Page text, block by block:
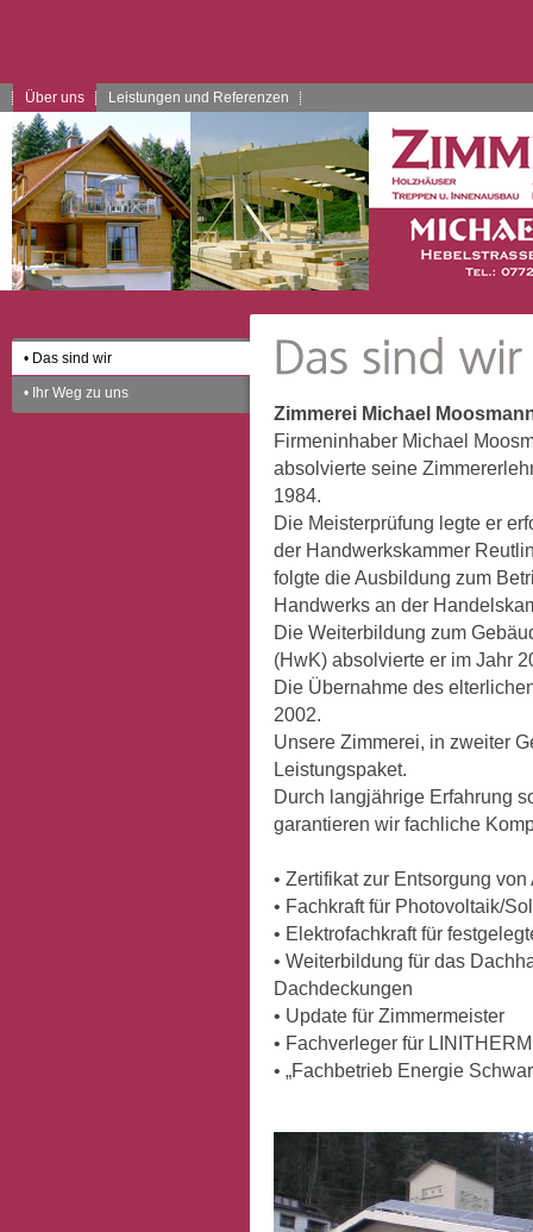
Über uns Leistungen und Referenzen
• Das sind wir
• Ihr Weg zu uns
Zimmerei Michael
Firmeninhaber Michael
absolvierte seine
1984.
Die Meisterprüfung legte er
der Handwerkskammer
folgte die Ausbildung zum
Handwerks an der
Die Weiterbildung zum
(HwK) absolvierte er im Jahr
Die Übernahme des
2002.
Unsere Zimmerei, in zweiter
Leistungspaket.
Durch langjährige Erfahrung
garantieren wir fachliche
• Zertifikat zur Entsorgung
• Fachkraft für Photovoltaik/
• Elektrofachkraft für
• Weiterbildung für das
Dachdeckungen
• Update für Zimmermeister
• Fachverleger für
• „Fachbetrieb Energie